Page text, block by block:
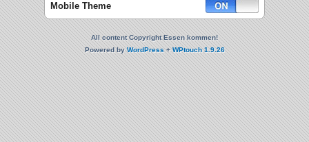
Mobile Theme
All content Copyright Essen kommen!
Powered byWordPress+WPtouch 1.9.26